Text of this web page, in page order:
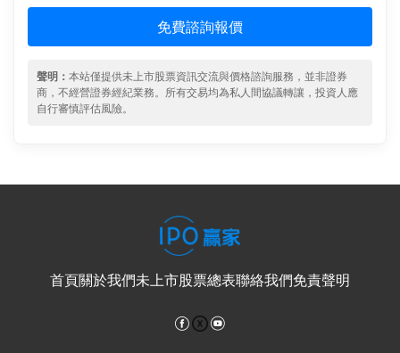
免費諮詢報價
聲明： 本站僅提供未上市股票資訊交流與價格諮詢服務，並非證券
商，不經營證券經紀業務。所有交易均為私人間協議轉讓，投資人應
自行審慎評估風險。
首頁關於我們未上市股票總表聯絡我們免責聲明
Facebook